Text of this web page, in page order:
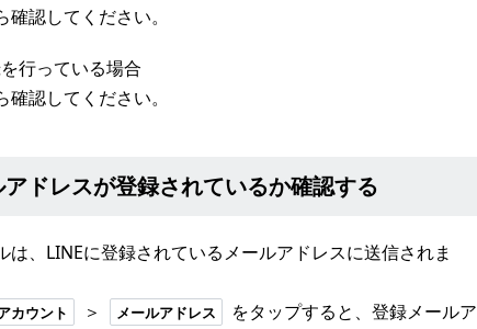
確認してください。
行っている場合
確認してください。
アドレスが登録されているか確認する
は、LINEに登録されているメールアドレスに送信されま
カウント ＞ メールアドレス
をタップすると、登録メールア